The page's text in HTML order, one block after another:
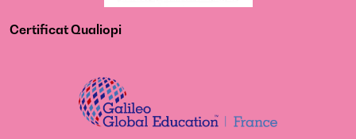
Certificat Qualiopi